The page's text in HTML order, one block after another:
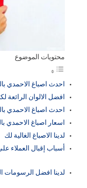
محتويات الموضوع
احدث اصباغ الاحمدي
افضل الالوان الرائعة
احدث اصباغ الاحمدي
اسعار اصباغ الاحمدي
لدينا الاصباغ الغالية لك
أسباب إقبال العملاء
لدينا افضل الرسومات